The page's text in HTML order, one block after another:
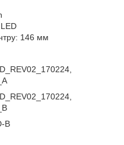
LED
146 мм
B